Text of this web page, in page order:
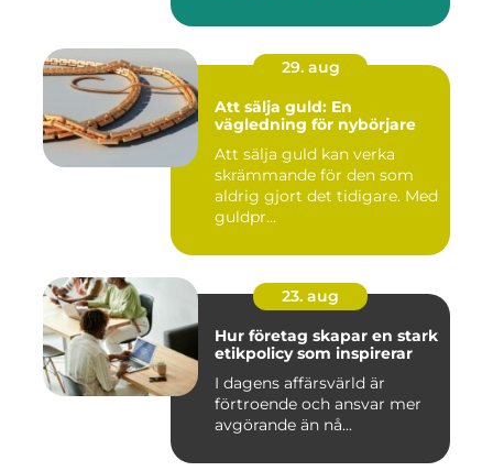
29. aug
Att sälja guld: En
vägledning för nybörjare
Att sälja guld kan verka
skrämmande för den som
aldrig gjort det tidigare. Med
guldpr...
23. aug
Hur företag skapar en stark
etikpolicy som inspirerar
I dagens affärsvärld är
förtroende och ansvar mer
avgörande än nå...